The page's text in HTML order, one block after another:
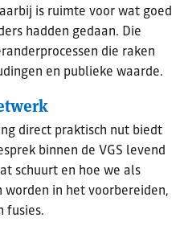
is ruimte voor wat goed
hadden gedaan. Die
die raken
en publieke waarde.
direct praktisch nut biedt
binnen de VGS levend
schuurt en hoe we als
in het voorbereiden,
fusies.